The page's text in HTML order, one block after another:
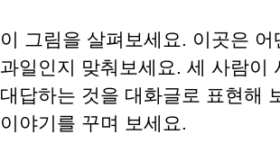
이 그림을 살펴보세요. 이곳은
과일인지 맞춰보세요. 세 사람이
대답하는 것을 대화글로 표현해
이야기를 꾸며 보세요.